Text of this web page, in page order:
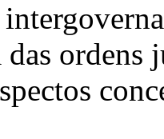
das